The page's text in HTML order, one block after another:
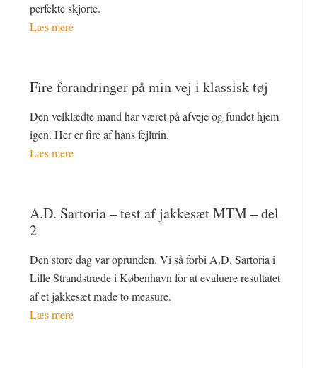
perfekte skjorte.
Læs mere
Fire forandringer på min vej i klassisk tøj
Den velklædte mand har været på afveje og fundet hjem
igen. Her er fire af hans fejltrin.
Læs mere
A.D. Sartoria – test af jakkesæt MTM – del
2
Den store dag var oprunden. Vi så forbi A.D. Sartoria i
Lille Strandstræde i København for at evaluere resultatet
af et jakkesæt made to measure.
Læs mere